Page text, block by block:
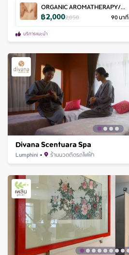
ORGANIC AROMATHERAPY/
100% PURE OIL MASSAGE
WITH HOT STONE
฿2,0002,050 90นาที
บริการแนะนำ
Divana Scentuara Spa
Lumphini • ร้านนวดติดรถไฟฟ้า